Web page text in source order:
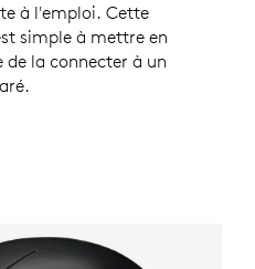
à l'emploi. Cette
simple à mettre en
la connecter à un